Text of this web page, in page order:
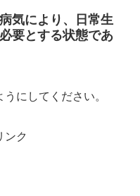
気により、日常生
要とする状態であ
にしてください。
ンク